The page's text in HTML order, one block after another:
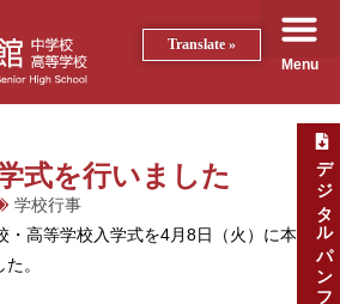
Menu
デジタルパンフ
式を行いました
学校行事
・高等学校入学式を4月8日（火）に本
。
Translate »